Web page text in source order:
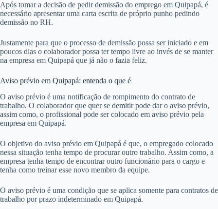
Após tomar a decisão de pedir demissão do emprego em Quipapá, é
necessário apresentar uma carta escrita de próprio punho pedindo
demissão no RH.
Justamente para que o processo de demissão possa ser iniciado e em
poucos dias o colaborador possa ter tempo livre ao invés de se manter
na empresa em Quipapá que já não o fazia feliz.
Aviso prévio em Quipapá: entenda o que é
O aviso prévio é uma notificação de rompimento do contrato de
trabalho. O colaborador que quer se demitir pode dar o aviso prévio,
assim como, o profissional pode ser colocado em aviso prévio pela
empresa em Quipapá.
O objetivo do aviso prévio em Quipapá é que, o empregado colocado
nessa situação tenha tempo de procurar outro trabalho. Assim como, a
empresa tenha tempo de encontrar outro funcionário para o cargo e
tenha como treinar esse novo membro da equipe.
O aviso prévio é uma condição que se aplica somente para contratos de
trabalho por prazo indeterminado em Quipapá.